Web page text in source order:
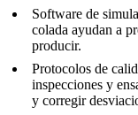
Software de
colada ayudan a
producir.
Protocolos de
inspecciones y
y corregir